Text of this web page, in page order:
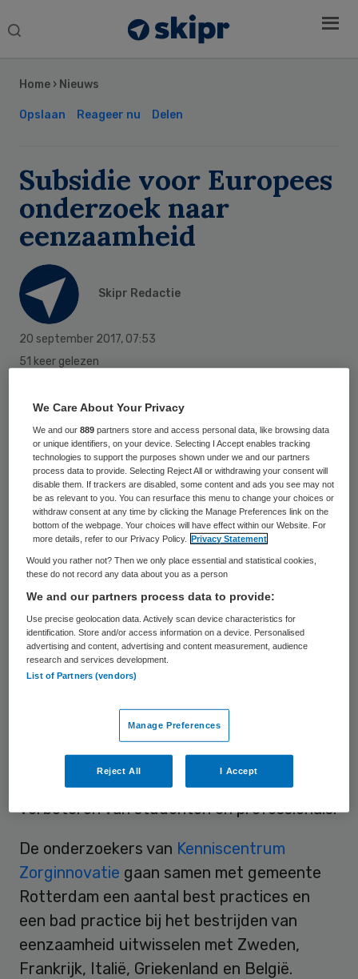
Search
Home › Nieuws
Opslaan Reageer nu Delen
Subsidie voor Europees
onderzoek naar
eenzaamheid
Skipr Redactie
20 september 2017, 07:53
51 keer gelezen
Het Kenniscentrum Zorginnovatie van de
Hogeschool Rotterdam gaat in
samenwerking met de gemeente
Rotterdam onderzoek doen naar
eenzaamheid in een zestal Europese landen.
Het project heeft een duur van 2 jaar en is
deze maand gestart met een subsidie van
de Europese Unie.
In Rotterdam voelt ruim de helft van de
ouderen zich eenzaam. Eén op de vier
ouderen heeft zelfs niemand om op terug
Rotterdam het actieplan ‘Voor Mekaar’
ontwikkeld. Binnen dit kader gaan zes
Europese landen samenwerken om kennis,
competenties en vaardigheden te
verbeteren van studenten en professionals.
De onderzoekers van Kenniscentrum
Zorginnovatie gaan samen met gemeente
Rotterdam een aantal best practices en
een bad practice bij het bestrijden van
eenzaamheid uitwisselen met Zweden,
Frankrijk, Italië, Griekenland en België.
Sidebar
We Care About Your Privacy
We and our889 partners store and access personal data, like browsing data
or unique identifiers, on your device. Selecting I Accept enables tracking
technologies to support the purposes shown under we and our partners
process data to provide. Selecting Reject All or withdrawing your consent will
disable them. If trackers are disabled, some content and ads you see may not
be as relevant to you. You can resurface this menu to change your choices or
withdraw consent at any time by clicking the Manage Preferences link on the
bottom of the webpage. Your choices will have effect within our Website. For
more details, refer to our Privacy Policy.
Privacy Statement
Would you rather not? Then we only place essential and statistical cookies,
these do not record any data about you as a person
We and our partners process data to provide:
Use precise geolocation data. Actively scan device characteristics for
identification. Store and/or access information on a device. Personalised
advertising and content, advertising and content measurement, audience
research and services development.
List of Partners (vendors)
Manage Preferences
Reject All I Accept